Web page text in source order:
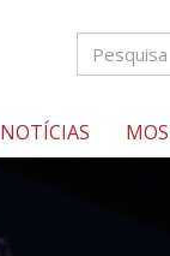
NOTÍCIAS